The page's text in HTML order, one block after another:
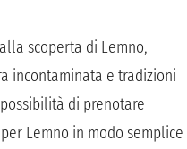
scoperta di Lemno,
incontaminata e tradizioni
di prenotare
Lemno in modo semplice